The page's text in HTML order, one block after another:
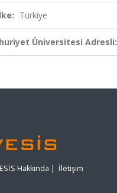
Türkiye
Üniversitesi Adresli:
Hakkında | İletişim